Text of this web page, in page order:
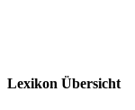
Lexikon Übersicht